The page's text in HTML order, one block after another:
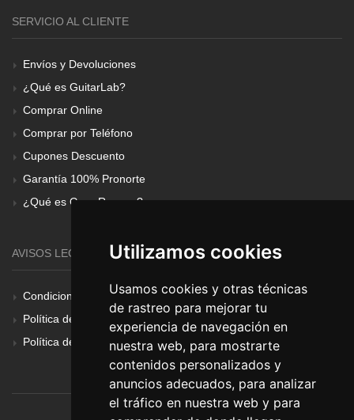
Utilizamos cookies
Usamos cookies y otras técnicas
de rastreo para mejorar tu
experiencia de navegación en
nuestra web, para mostrarte
contenidos personalizados y
anuncios adecuados, para analizar
el tráfico en nuestra web y para
SERVICIO AL CLIENTE
Envíos y Devoluciones
¿Qué es GuitarLab?
Comprar Online
Comprar por Teléfono
Cupones Descuento
Garantía 100% Pronorte
¿Qué es Gear Renove?
AVISOS LEGALES
Condiciones Generales
Política de Cookies
Política de Privacidad